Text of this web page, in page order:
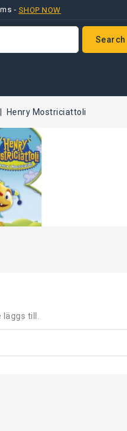
- SHOP NOW
Search
Henry Mostriciattoli
läggs till.